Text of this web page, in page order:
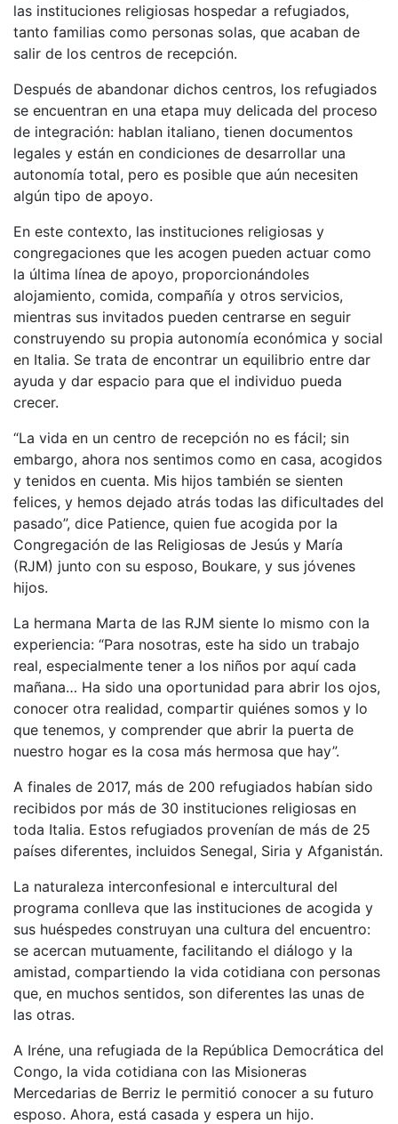
las instituciones religiosas hospedar a refugiados,
tanto familias como personas solas, que acaban de
salir de los centros de recepción.
Después de abandonar dichos centros, los refugiados
se encuentran en una etapa muy delicada del proceso
de integración: hablan italiano, tienen documentos
legales y están en condiciones de desarrollar una
autonomía total, pero es posible que aún necesiten
algún tipo de apoyo.
En este contexto, las instituciones religiosas y
congregaciones que les acogen pueden actuar como
la última línea de apoyo, proporcionándoles
alojamiento, comida, compañía y otros servicios,
mientras sus invitados pueden centrarse en seguir
construyendo su propia autonomía económica y social
en Italia. Se trata de encontrar un equilibrio entre dar
ayuda y dar espacio para que el individuo pueda
crecer.
“La vida en un centro de recepción no es fácil; sin
embargo, ahora nos sentimos como en casa, acogidos
y tenidos en cuenta. Mis hijos también se sienten
felices, y hemos dejado atrás todas las dificultades del
pasado”, dice Patience, quien fue acogida por la
Congregación de las Religiosas de Jesús y María
(RJM) junto con su esposo, Boukare, y sus jóvenes
hijos.
La hermana Marta de las RJM siente lo mismo con la
experiencia: “Para nosotras, este ha sido un trabajo
real, especialmente tener a los niños por aquí cada
mañana… Ha sido una oportunidad para abrir los ojos,
conocer otra realidad, compartir quiénes somos y lo
que tenemos, y comprender que abrir la puerta de
nuestro hogar es la cosa más hermosa que hay”.
A finales de 2017, más de 200 refugiados habían sido
recibidos por más de 30 instituciones religiosas en
toda Italia. Estos refugiados provenían de más de 25
países diferentes, incluidos Senegal, Siria y Afganistán.
La naturaleza interconfesional e intercultural del
programa conlleva que las instituciones de acogida y
sus huéspedes construyan una cultura del encuentro:
se acercan mutuamente, facilitando el diálogo y la
amistad, compartiendo la vida cotidiana con personas
que, en muchos sentidos, son diferentes las unas de
las otras.
A Iréne, una refugiada de la República Democrática del
Congo, la vida cotidiana con las Misioneras
Mercedarias de Berriz le permitió conocer a su futuro
esposo. Ahora, está casada y espera un hijo.